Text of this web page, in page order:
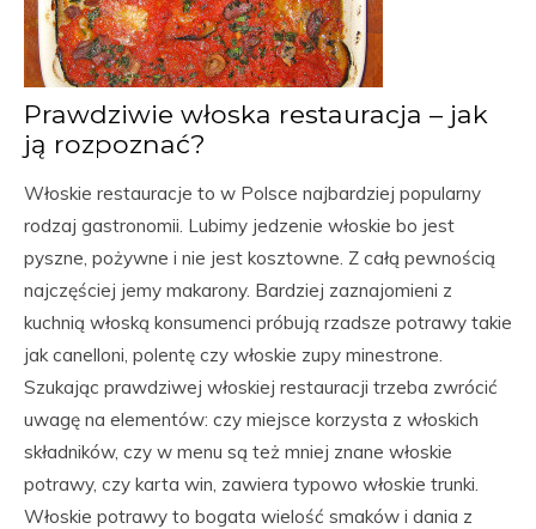
Prawdziwie włoska restauracja – jak
ją rozpoznać?
Włoskie restauracje to w Polsce najbardziej popularny
rodzaj gastronomii. Lubimy jedzenie włoskie bo jest
pyszne, pożywne i nie jest kosztowne. Z całą pewnością
najczęściej jemy makarony. Bardziej zaznajomieni z
kuchnią włoską konsumenci próbują rzadsze potrawy takie
jak canelloni, polentę czy włoskie zupy minestrone.
Szukając prawdziwej włoskiej restauracji trzeba zwrócić
uwagę na elementów: czy miejsce korzysta z włoskich
składników, czy w menu są też mniej znane włoskie
potrawy, czy karta win, zawiera typowo włoskie trunki.
Włoskie potrawy to bogata wielość smaków i dania z